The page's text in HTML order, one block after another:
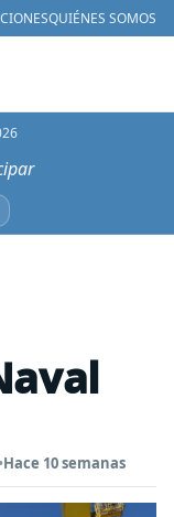
QUIÉNES SOMOS
Hace 10 semanas